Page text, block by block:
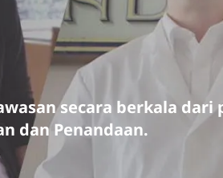
secara berkala dari
dan Penandaan.